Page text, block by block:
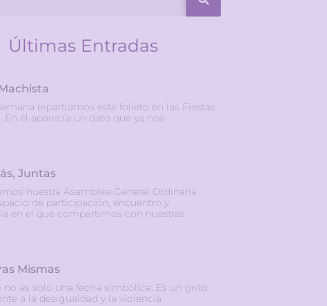
Últimas Entradas
repartíamos este folleto en las Fiestas
En él aparecía un dato que ya nos
Juntas
nuestra Asamblea General Ordinaria
de participación, encuentro y
en el que compartimos con nuestras
Mismas
no es solo una fecha simbólica. Es un grito
a la desigualdad y la violencia